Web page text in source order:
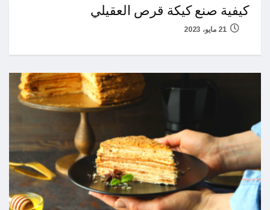
كيفية صنع كيكة قرص العقيلي
21 مايو، 2023